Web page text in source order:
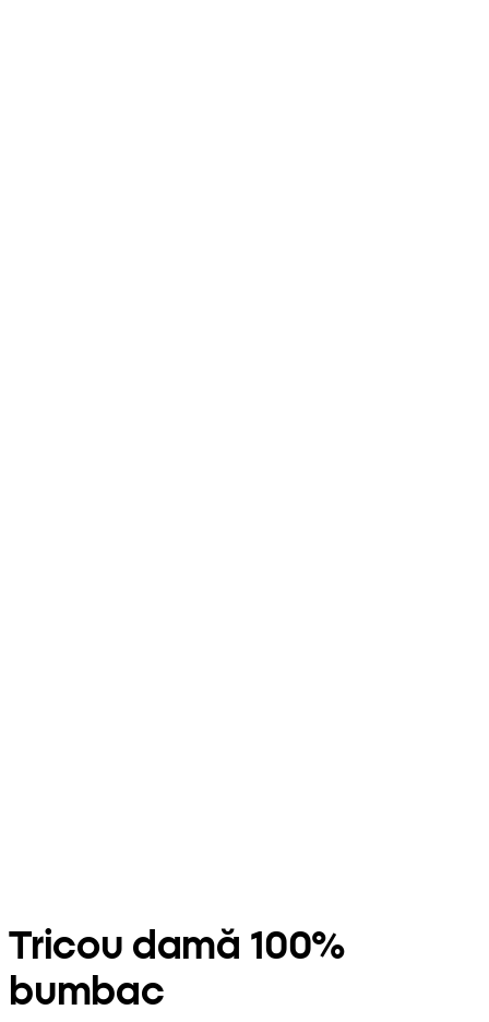
Tricou damă 100%
bumbac